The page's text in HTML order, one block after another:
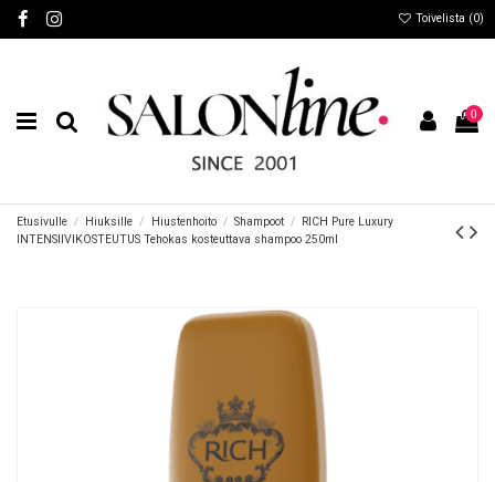
Toivelista (0)
0
Etusivulle Hiuksille Hiustenhoito Shampoot
RICH Pure Luxury
INTENSIIVIKOSTEUTUS Tehokas kosteuttava shampoo 250ml